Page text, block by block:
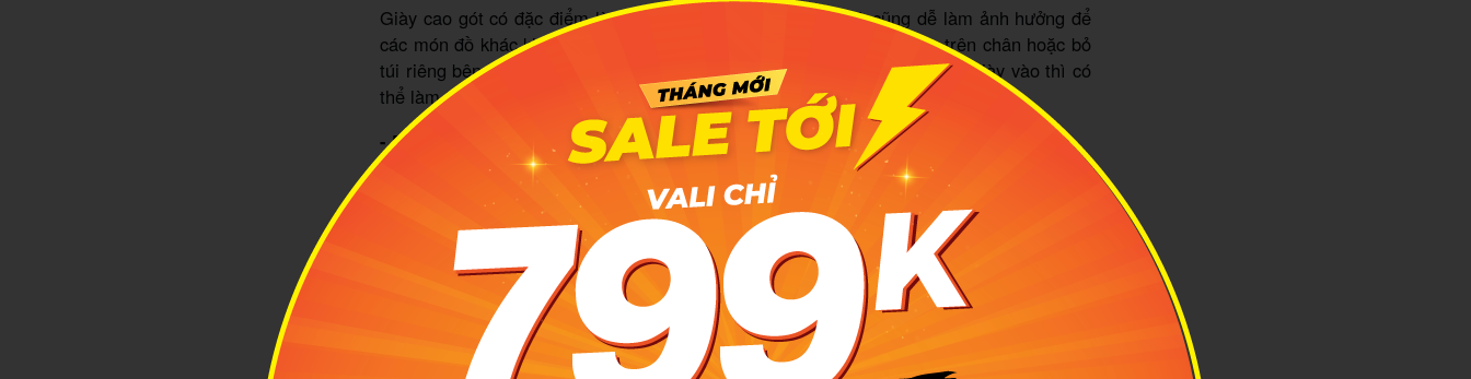
Giày cao gót có đặc điểm là phần đế nhỏ, dễ bị hư hỏng và cũng dễ làm ảnh hưởng để
các món đồ khác khi bỏ chung. Vì vậy nên bạn có thể ưu tiên đi giày trên chân hoặc bỏ
túi riêng bên ngoài. Còn nếu vali vẫn rộng chỗ và bạn muốn sắp xếp bỏ giày vào thì có
thể làm theo các bước dưới đây:
- Bước 1:
Vệ sinh giày kỹ lưỡng.
Sử dụng mút định hình form giày để giữ giày không bị móp méo khi xếp vào
vali. Nếu bạn muốn tiết kiệm hơn thì có thể được tận dụng các đôi vớ mang theo, nén
thật chặt vào giày để giữ form.
- Bước 3:Dùng giấy báo bọc phần gót giày lại. Đế giày càng nhọn và nhỏ thì càng cần
bọc kỹ để tránh hư hỏng.
Sử dụng túi đựng giày để bọc lại.